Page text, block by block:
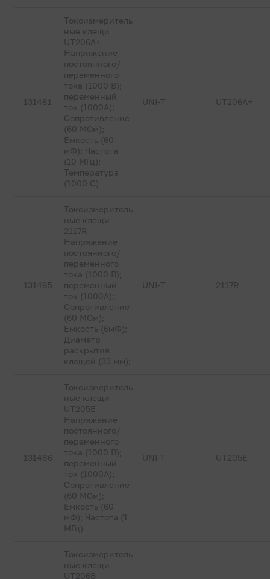
131481
Токоизмеритель
ные клещи
UT206A+
Напряжение
постоянного/
переменного
тока (1000 В);
переменный
ток (1000А);
Сопротивление
(60 МОм);
Емкость (60
мФ); Частота
(10 МГц);
Температура
(1000 С)
UNI-T UT206A+
131485
Токоизмеритель
ные клещи
2117R
Напряжение
постоянного/
переменного
тока (1000 В);
переменный
ток (1000А);
Сопротивление
(60 МОм);
Емкость (6мФ);
Диаметр
раскрытия
клещей (33 мм);
UNI-T 2117R
131486
Токоизмеритель
ные клещи
UT205E
Напряжение
постоянного/
переменного
тока (1000 В);
переменный
ток (1000А);
Сопротивление
(60 МОм);
Емкость (60
мФ); Частота (1
МГц)
UNI-T UT205E
Токоизмеритель
ные клещи
UT206B